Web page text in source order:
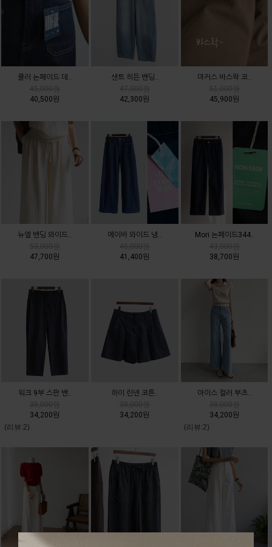
쿨러 논페이드 데..
40,500원
샌트 히든 밴딩..
42,300원
마커스 바스락 코..
45,900원
뉴엘 밴딩 와이드..
47,700원
에이바 와이드 냉..
41,400원
Mori 논페이드344..
38,700원
워크 9부 스판 밴..
34,200원
(리뷰:2)
하이 린넨 코튼..
34,200원
아이스 컬러 부츠..
34,200원
(리뷰:2)